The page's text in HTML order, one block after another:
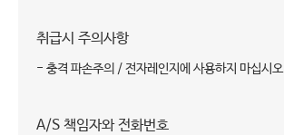
취급시 주의사항
- 충격 파손주의 / 전자레인지에 사용하지 마십시오
A/S 책임자와 전화번호